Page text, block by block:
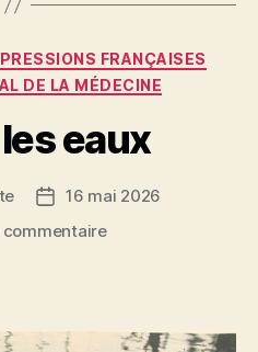
CatégoriesFRANÇAISES
DE LA MÉDECINE
eaux
Date16 mai 2026
commentairesur